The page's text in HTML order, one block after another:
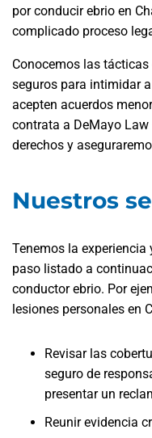
por conducir ebrio en
complicado proceso
Conocemos las
seguros para intimidar
acepten acuerdos
contrata a DeMayo
derechos y
Nuestros
Tenemos la
paso listado a
conductor ebrio. Por
lesiones personales en
Revisar las
seguro de
presentar un
Reunir evidencia